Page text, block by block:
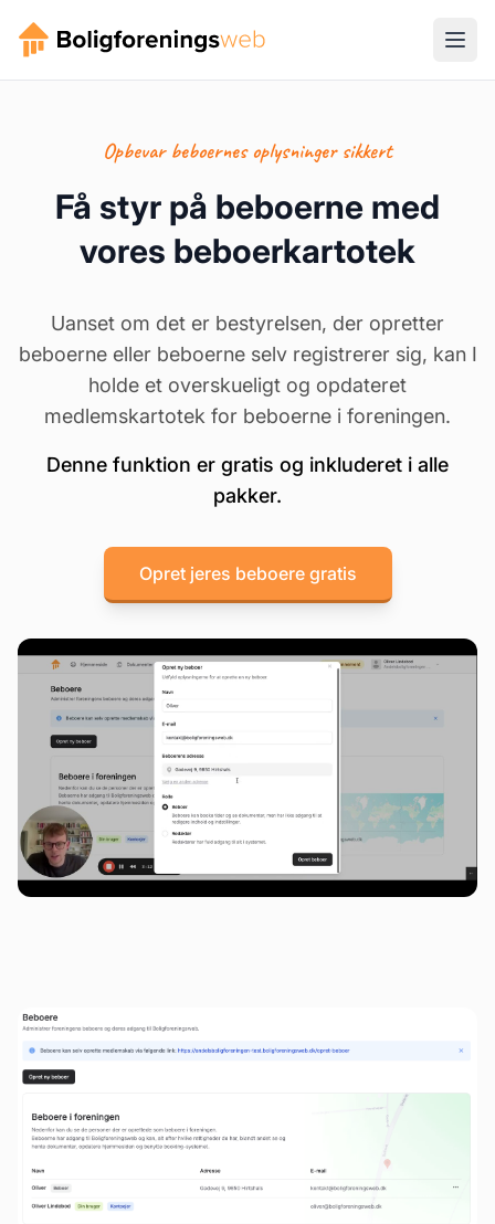
Opbevar beboernes oplysninger sikkert
Få styr på beboerne med
vores beboerkartotek
Uanset om det er bestyrelsen, der opretter
beboerne eller beboerne selv registrerer sig, kan I
holde et overskueligt og opdateret
medlemskartotek for beboerne i foreningen.
Denne funktion er gratis og inkluderet i alle
pakker.
Opret jeres beboere gratis